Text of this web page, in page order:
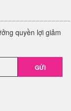
quyền lợi giảm
GỬI